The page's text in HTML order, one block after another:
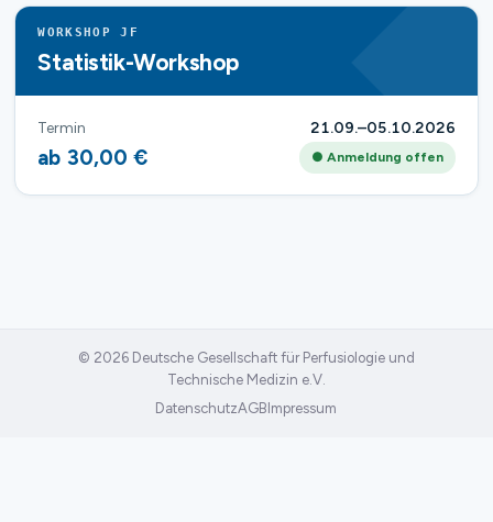
WORKSHOP JF
Statistik-Workshop
Termin 21.09.–05.10.2026
ab 30,00 € ● Anmeldung offen
© 2026 Deutsche Gesellschaft für Perfusiologie und
Technische Medizin e.V.
DatenschutzAGB Impressum